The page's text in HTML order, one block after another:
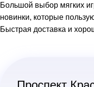
Большой выбор мягких
новинки, которые
Быстрая доставка и